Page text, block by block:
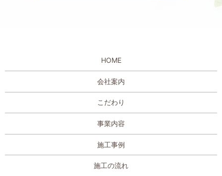
HOME
会社案内
こだわり
事業内容
施工事例
施工の流れ